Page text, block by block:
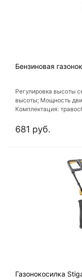
Бензиновая
Регулировка высоты
выcоты; Мощность
Комплектация:
681 руб.
Газонокосилка